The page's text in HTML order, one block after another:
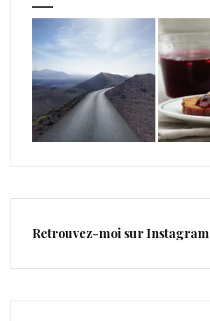
Retrouvez-moi sur Instagram